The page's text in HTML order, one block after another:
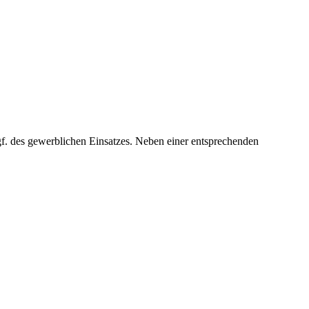
gewerblichen Einsatzes. Neben einer entsprechenden